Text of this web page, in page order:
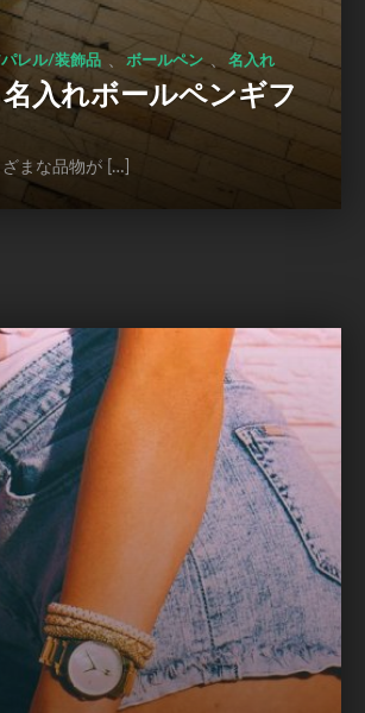
レル/装飾品 、 ボールペン 、 名入れ
入れボールペンギフ
まな品物が […]